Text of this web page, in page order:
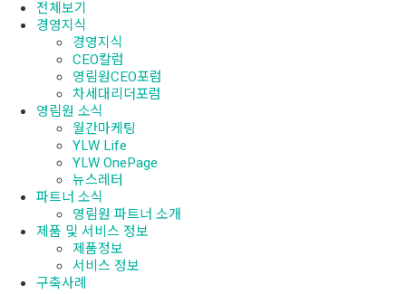
전체보기
경영지식
경영지식
CEO칼럼
영림원CEO포럼
차세대리더포럼
영림원 소식
월간마케팅
YLW Life
YLW OnePage
뉴스레터
파트너 소식
영림원 파트너 소개
제품 및 서비스 정보
제품정보
서비스 정보
구축사례